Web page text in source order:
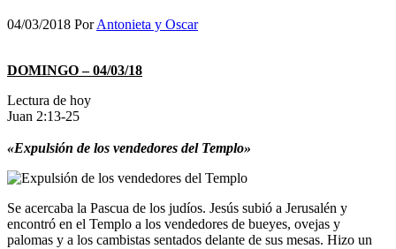
04/03/2018 PorAntonieta y Oscar
DOMINGO – 04/03/18
Lectura de hoy
Juan 2:13-25
«Expulsión de los vendedores del Templo»
Se acercaba la Pascua de los judíos. Jesús subió a Jerusalén y
encontró en el Templo a los vendedores de bueyes, ovejas y
palomas y a los cambistas sentados delante de sus mesas. Hizo un